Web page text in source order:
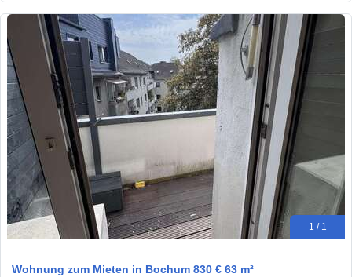
1 / 1
Wohnung zum Mieten in Bochum 830 € 63 m²